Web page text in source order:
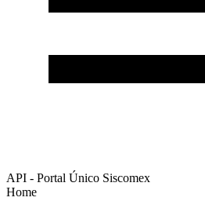
API - Portal Único Siscomex
Home